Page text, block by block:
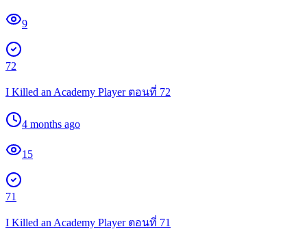
9
72
I Killed an Academy Player ตอนที่ 72
4 months ago
15
71
I Killed an Academy Player ตอนที่ 71